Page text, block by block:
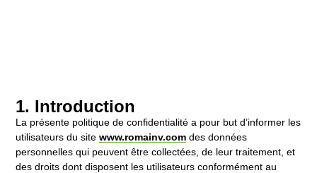
1. Introduction
La présente politique de confidentialité a pour but d’informer les
utilisateurs du site www.romainv.com des données
personnelles qui peuvent être collectées, de leur traitement, et
des droits dont disposent les utilisateurs conformément au